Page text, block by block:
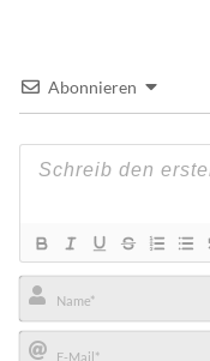
Abonnieren
Name*